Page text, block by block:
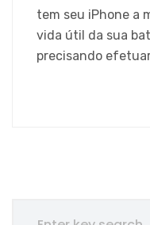
tem seu iPhone a
vida útil da sua
precisando